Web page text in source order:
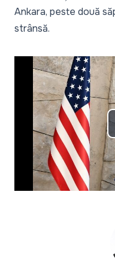
Ankara, peste două
strânsă.